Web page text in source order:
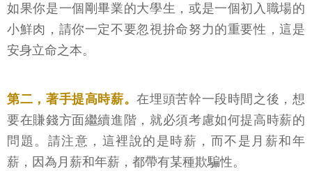
如果你是一個剛畢業的大學生，或是一個初入職場的
小鮮肉，請你一定不要忽視拚命努力的重要性，這是
安身立命之本。
第二，著手提高時薪。在埋頭苦幹一段時間之後，想
要在賺錢方面繼續進階，就必須考慮如何提高時薪的
問題。請注意，這裡說的是時薪，而不是月薪和年
薪，因為月薪和年薪，都帶有某種欺騙性。